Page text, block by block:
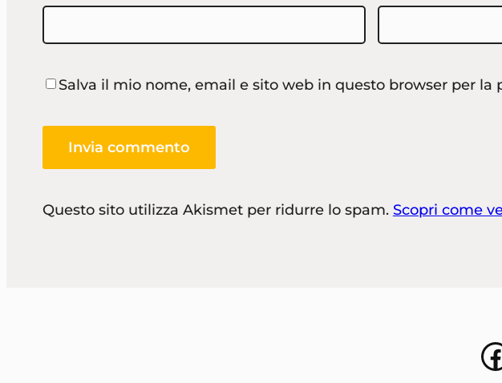
Salva il mio nome, email e sito web in questo browser per
Questo sito utilizza Akismet per ridurre lo spam. Scopri come